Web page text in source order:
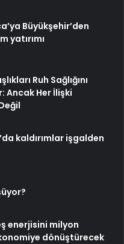
Büyükşehir’den
yatırımı
Ruh Sağlığını
Ancak Her İlişki
kaldırımlar işgalden
enerjisini milyon
dönüştürecek